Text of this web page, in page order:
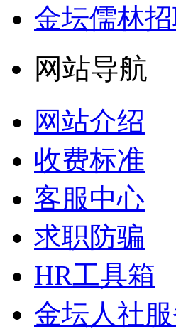
金坛儒林
网站导航
网站介绍
收费标准
客服中心
求职防骗
HR工具箱
金坛人社